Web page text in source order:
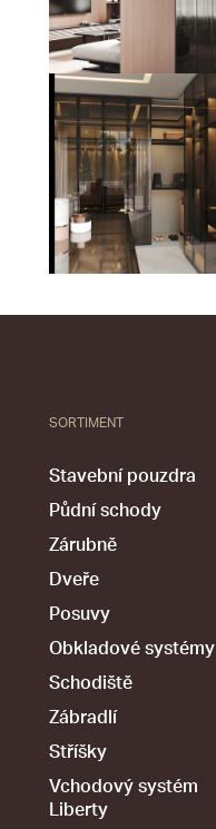
SORTIMENT
Stavební pouzdra
Půdní schody
Zárubně
Dveře
Posuvy
Obkladové systémy
Schodiště
Zábradlí
Stříšky
Vchodový systém
Liberty